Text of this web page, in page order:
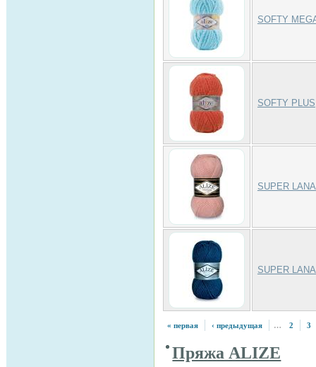
SOFTY
SOFTY PLUS
SUPER
SUPER
« первая ‹ предыдущая … 2 3
Пряжа ALIZE